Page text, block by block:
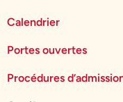
Calendrier
Portes ouvertes
Procédures